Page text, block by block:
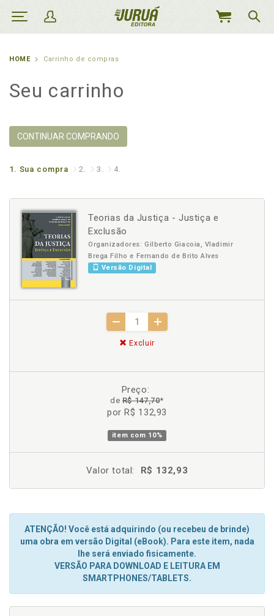
MEU
HOME Carrinho de compras
Seu carrinho
CONTINUAR COMPRANDO
1. Sua compra 2. 3. 4.
Teorias da Justiça - Justiça e
Exclusão
Organizadores: Gilberto Giacoia, Vladimir
Brega Filho e Fernando de Brito Alves
Versão Digital
Excluir
Preço:
deR$ 147,70*
por R$ 132,93
item com 10%
Valor total: R$ 132,93
ATENÇÃO! Você está adquirindo (ou recebeu de brinde)
uma obra em versão Digital (eBook). Para este item, nada
lhe será enviado fisicamente.
VERSÃO PARA DOWNLOAD E LEITURA EM
SMARTPHONES/TABLETS.